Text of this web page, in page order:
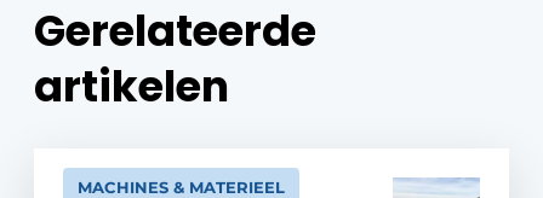
Gerelateerde
artikelen
MACHINES & MATERIEEL